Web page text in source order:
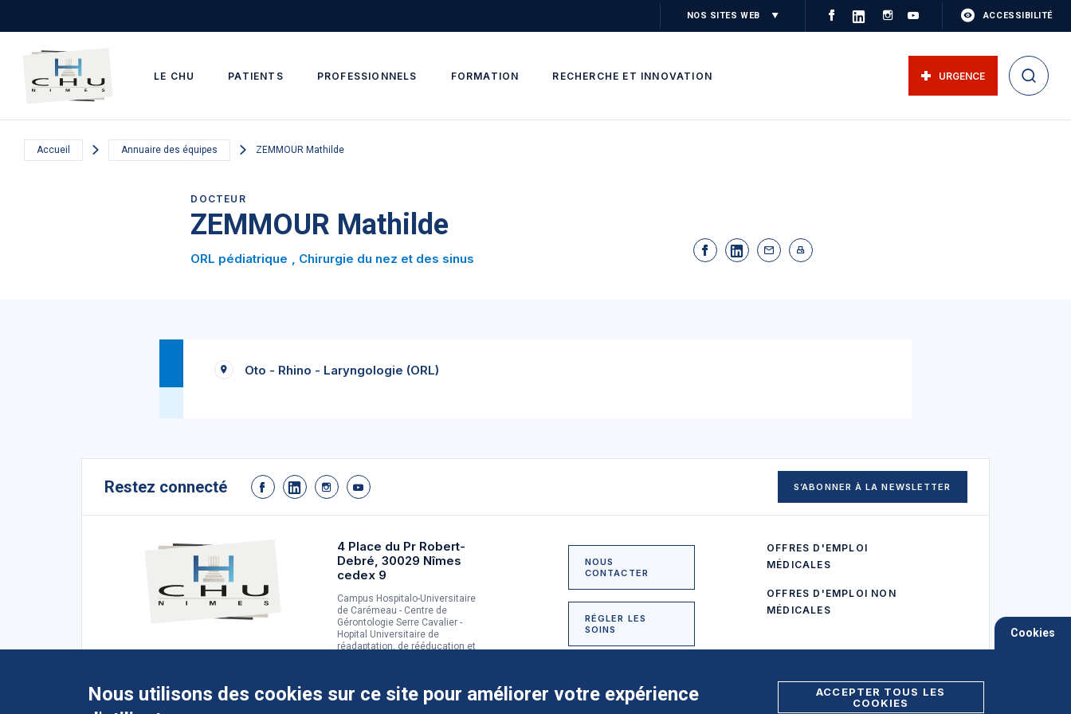
LE CHU PATIENTS PROFESSIONNELS FORMATION RECHERCHE ET INNOVATION
NOS SITES WEB ACCESSIBILITÉ
URGENCE
Accueil Annuaire des équipes ZEMMOUR Mathilde
DOCTEUR
ZEMMOUR Mathilde
ORL pédiatrique Chirurgie du nez et des sinus
Oto - Rhino - Laryngologie (ORL)
Restez connecté S’ABONNER À LA NEWSLETTER
4 Place du Pr Robert-
Debré, 30029 Nîmes
cedex 9
Campus Hospitalo-Universitaire
de Carémeau - Centre de
Gérontologie Serre Cavalier -
Hopital Universitaire de
réadaptation, de rééducation et
NOUS
CONTACTER
RÉGLER LES
SOINS
OFFRES D'EMPLOI
MÉDICALES
OFFRES D'EMPLOI NON
MÉDICALES
Cookies
Nous utilisons des cookies sur ce site pour améliorer votre expérience
ACCEPTER TOUS LES
COOKIES